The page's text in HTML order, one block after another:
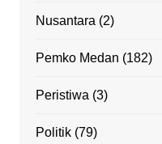
Nusantara (2)
Pemko Medan (182)
Peristiwa (3)
Politik(79)